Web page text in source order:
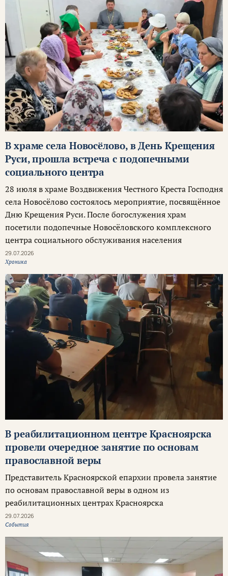
В храме села Новосёлово, в День Крещения
Руси, прошла встреча с подопечными
социального центра
28 июля в храме Воздвижения Честного Креста Господня
села Новосёлово состоялось мероприятие, посвящённое
Дню Крещения Руси. После богослужения храм
посетили подопечные Новосёловского комплексного
центра социального обслуживания населения
29.07.2026
Хроника
В реабилитационном центре Красноярска
провели очередное занятие по основам
православной веры
Представитель Красноярской епархии провела занятие
по основам православной веры в одном из
реабилитационных центрах Красноярска
29.07.2026
События